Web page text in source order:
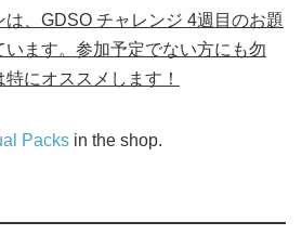
は、GDSO チャレンジ 4週目のお題
ます。参加予定でない方にも勿
にオススメします！
Packs in the shop.